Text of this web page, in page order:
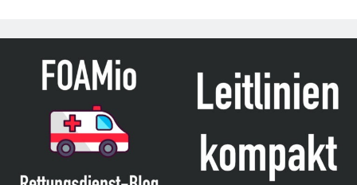
unanticipated
tracheal
intubation
in
der
DAS